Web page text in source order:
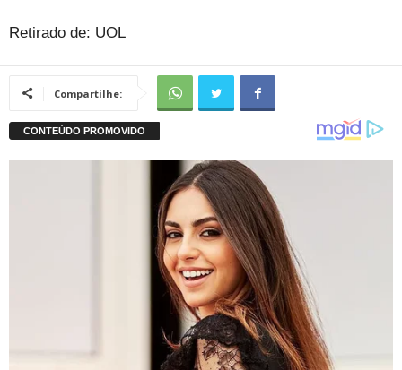
Retirado de: UOL
Compartilhe: